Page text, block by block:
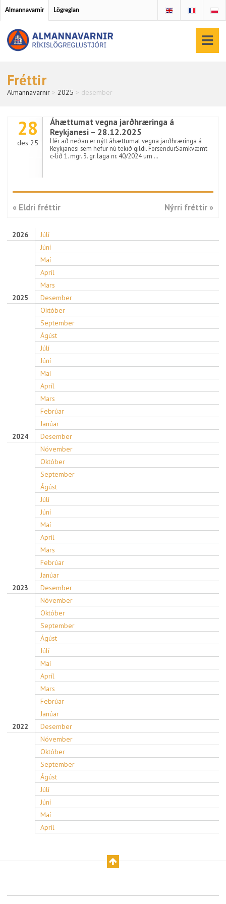
Almannavarnir Lögreglan
Fréttir
Almannavarnir > 2025 > desember
2026
Júlí
Júní
Maí
Apríl
Mars
2025
Desember
Október
September
Ágúst
Júlí
Júní
Maí
Apríl
Mars
Febrúar
Janúar
2024
Desember
Nóvember
Október
September
Ágúst
Júlí
Júní
Maí
Apríl
Mars
Febrúar
Janúar
2023
Desember
Nóvember
Október
September
Ágúst
Júlí
Maí
Apríl
Mars
Febrúar
Janúar
2022
Desember
Nóvember
Október
September
Ágúst
Júlí
Júní
Maí
Apríl
28
des 25
Áhættumat vegna jarðhræringa á
Reykjanesi – 28.12.2025
Hér að neðan er nýtt áhættumat vegna jarðhræringa á
Reykjanesi sem hefur nú tekið gildi. ForsendurSamkvæmt
c-lið 1. mgr. 3. gr. laga nr. 40/2024 um …
« Eldri fréttir Nýrri fréttir »